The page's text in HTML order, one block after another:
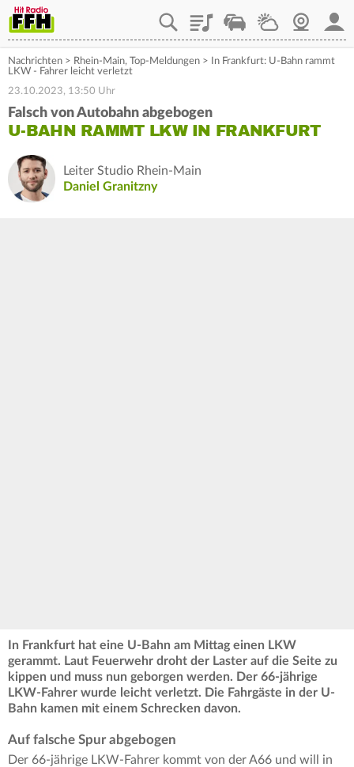
PlaylistStaupilotWetterWebcam
Nachrichten > Rhein-Main, Top-Meldungen >
In Frankfurt: U-Bahn rammt
LKW - Fahrer leicht verletzt
23.10.2023, 13:50 Uhr
Falsch von Autobahn abgebogen
U-BAHN RAMMT LKW IN FRANKFURT
Leiter Studio Rhein-Main
Daniel Granitzny
In Frankfurt hat eine U-Bahn am Mittag einen LKW
gerammt. Laut Feuerwehr droht der Laster auf die Seite zu
kippen und muss nun geborgen werden. Der 66-jährige
LKW-Fahrer wurde leicht verletzt. Die Fahrgäste in der U-
Bahn kamen mit einem Schrecken davon.
Auf falsche Spur abgebogen
Der 66-jährige LKW-Fahrer kommt von der A66 und will in